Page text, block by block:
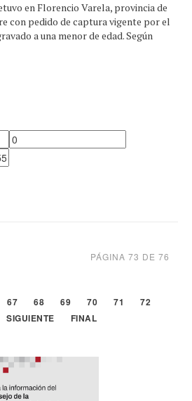
en Florencio Varela, provincia de
con pedido de captura vigente por el
a una menor de edad. Según
PÁGINA 73 DE 76
67 68 69 70 71
72
SIGUIENTE FINAL